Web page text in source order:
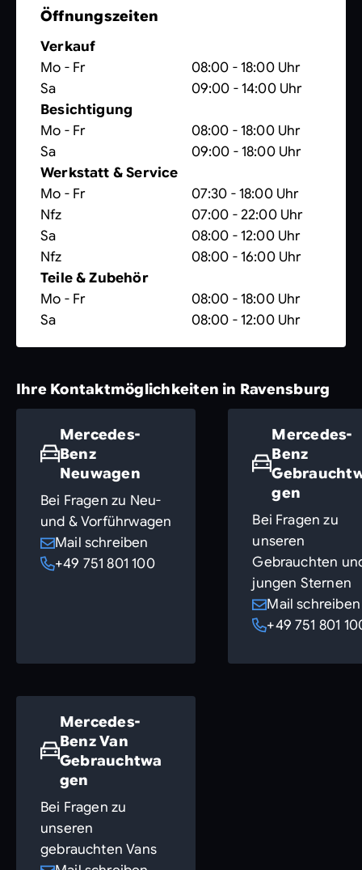
Öffnungszeiten
Verkauf
Mo - Fr
08:00 - 18:00 Uhr
Sa
09:00 - 14:00 Uhr
Besichtigung
Mo - Fr
08:00 - 18:00 Uhr
Sa
09:00 - 18:00 Uhr
Werkstatt & Service
Mo - Fr
07:30 - 18:00 Uhr
Nfz
07:00 - 22:00 Uhr
Sa
08:00 - 12:00 Uhr
Nfz
08:00 - 16:00 Uhr
Teile & Zubehör
Mo - Fr
08:00 - 18:00 Uhr
Sa
08:00 - 12:00 Uhr
Ihre Kontaktmöglichkeiten in Ravensburg
Mercedes-
Benz
Neuwagen
Bei Fragen zu Neu-
und & Vorführwagen
Mail schreiben
+49 751 801 100
Mercedes-
Benz
gen
Bei Fragen zu
unseren
Gebrauchten
jungen Sternen
Mail schreiben
+49 751 801
Mercedes-
Benz Van
Gebrauchtwa
gen
Bei Fragen zu
unseren
gebrauchten Vans